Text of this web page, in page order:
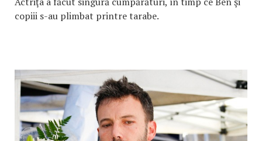
copiii s-au plimbat printre tarabe.